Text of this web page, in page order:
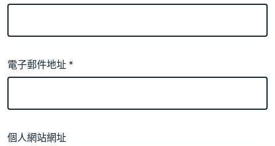
電子郵件地址*
個人網站網址